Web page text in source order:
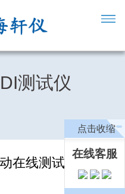
测试仪
在线测试SDI仪
点击收缩
在线客服